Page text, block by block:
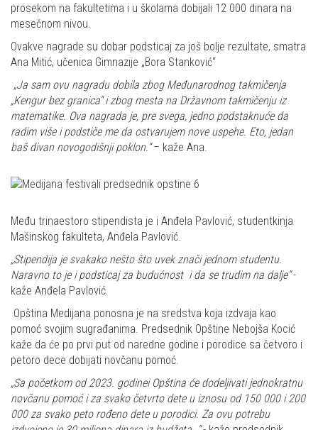
prosekom na fakultetima i u školama dobijali 12 000 dinara na
mesečnom nivou.
Ovakve nagrade su dobar podsticaj za još bolje rezultate, smatra
Ana Mitić, učenica Gimnazije „Bora Stanković“
„Ja sam ovu nagradu dobila zbog Međunarodnog takmičenja
„Kengur bez granica“ i zbog mesta na Državnom takmičenju iz
matematike. Ova nagrada je, pre svega, jedno podstaknuće da
radim više i podstiče me da ostvarujem nove uspehe. Eto, jedan
baš divan novogodišnji poklon.“– kaže Ana.
Među trinaestoro stipendista je i Anđela Pavlović, studentkinja
Mašinskog fakulteta, Anđela Pavlović.
„Stipendija je svakako nešto što uvek znači jednom studentu.
Naravno to je i podsticaj za budućnost i da se trudim na dalje“-
kaže Anđela Pavlović.
Opština Medijana ponosna je na sredstva koja izdvaja kao
pomoć svojim sugrađanima. Predsednik Opštine Nebojša Kocić
kaže da će po prvi put od naredne godine i porodice sa četvoro i
petoro dece dobijati novčanu pomoć.
„Sa početkom od 2023. godinei Opština će dodeljivati jednokratnu
novčanu pomoć i za svako četvrto dete u iznosu od 150 000 i 200
000 za svako peto rođeno dete u porodici. Za ovu potrebu